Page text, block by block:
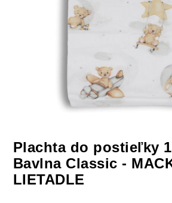
Plachta do postieľky
Bavlna Classic -
LIETADLE